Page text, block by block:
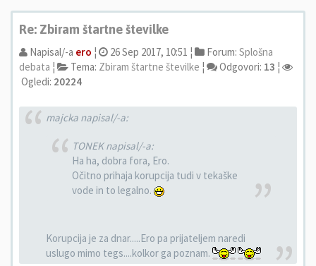
Re: Zbiram štartne številke
Napisal/-a ero ¦ 26 Sep 2017, 10:51 ¦ Forum: Splošna
debata ¦ Tema: Zbiram štartne številke ¦ Odgovori: 13 ¦
Ogledi: 20224
majcka napisal/-a:
TONEK napisal/-a:
Ha ha, dobra fora, Ero.
Očitno prihaja korupcija tudi v tekaške
vode in to legalno.
Korupcija je za dnar.....Ero pa prijateljem naredi
uslugo mimo tegs....kolkor ga poznam.